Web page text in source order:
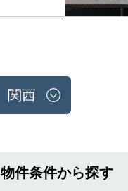
関西
物件条件から探す